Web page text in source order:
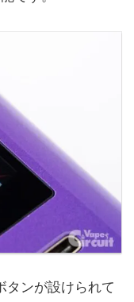
タンが設けられて